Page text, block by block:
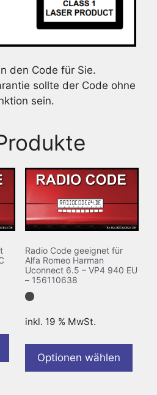
den Code für Sie.
sollte der Code ohne
sein.
Radio Code geeignet für
Alfa Romeo Harman
Uconnect 6.5 – VP4 940 EU
– 156110638
inkl. 19 % MwSt.
Optionen wählen